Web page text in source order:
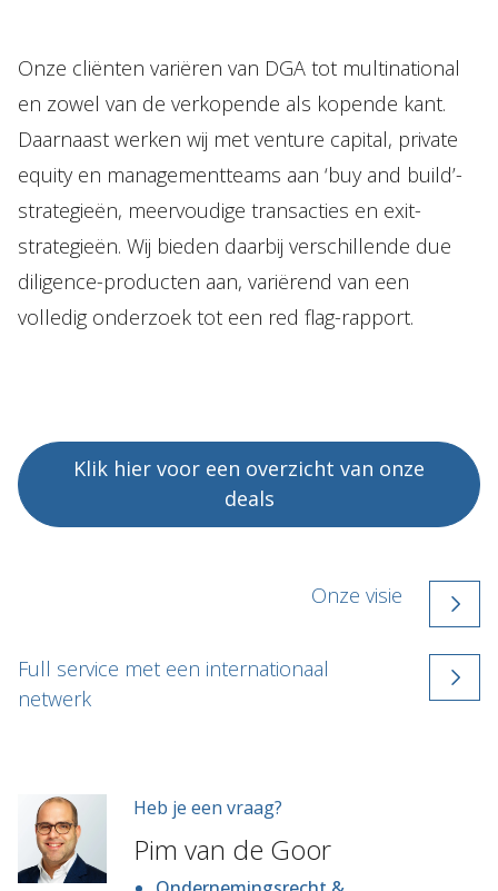
Onze cliënten variëren van DGA tot multinational
en zowel van de verkopende als kopende kant.
Daarnaast werken wij met venture capital, private
equity en managementteams aan ‘buy and build’-
strategieën, meervoudige transacties en exit-
strategieën. Wij bieden daarbij verschillende due
diligence-producten aan, variërend van een
volledig onderzoek tot een red flag-rapport.
Klik hier voor een overzicht van onze
deals
Onze visie
Full service met een internationaal
netwerk
Heb je een vraag?
Pim van de Goor